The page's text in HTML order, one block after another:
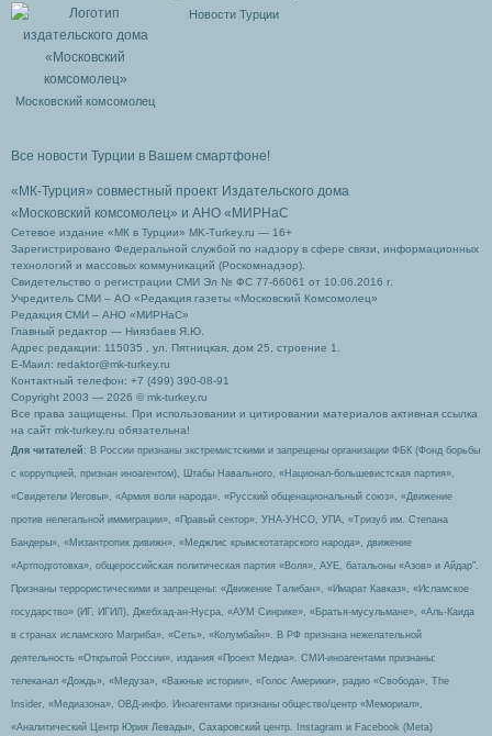
Московский комсомолец
Новости Турции
Все новости Турции в Вашем смартфоне!
«МК-Турция» совместный проект Издательского дома
«Московский комсомолец» и АНО «МИРНаС
Сетевое издание «МК в Турции» MK-Turkey.ru — 16+
Зарегистрировано Федеральной службой по надзору в сфере связи, информационных
технологий и массовых коммуникаций (Роскомнадзор).
Свидетельство о регистрации СМИ Эл № ФС 77-66061 от 10.06.2016 г.
Учредитель СМИ – АО «Редакция газеты «Московский Комсомолец»
Редакция СМИ – АНО «МИРНаС»
Главный редактор — Ниязбаев Я.Ю.
Адрес редакции: 115035 , ул. Пятницкая, дом 25, строение 1.
Е-Маил: redaktor@mk-turkey.ru
Контактный телефон: +7 (499) 390-08-91
Copyright 2003 — 2026 © mk-turkey.ru
Все права защищены. При использовании и цитировании материалов активная ссылка
на сайт mk-turkey.ru обязательна!
Для читателей : В России признаны экстремистскими и запрещены организации ФБК (Фонд борьбы
с коррупцией, признан иноагентом), Штабы Навального, «Национал-большевистская партия»,
«Свидетели Иеговы», «Армия воли народа», «Русский общенациональный союз», «Движение
против нелегальной иммиграции», «Правый сектор», УНА-УНСО, УПА, «Тризуб им. Степана
Бандеры», «Мизантропик дивижн», «Меджлис крымскотатарского народа», движение
«Артподготовка», общероссийская политическая партия «Воля», АУЕ, батальоны «Азов» и Айдар″.
Признаны террористическими и запрещены: «Движение Талибан», «Имарат Кавказ», «Исламское
государство» (ИГ, ИГИЛ), Джебхад-ан-Нусра, «АУМ Синрике», «Братья-мусульмане», «Аль-Каида
в странах исламского Магриба», «Сеть», «Колумбайн». В РФ признана нежелательной
деятельность «Открытой России», издания «Проект Медиа». СМИ-иноагентами признаны:
телеканал «Дождь», «Медуза», «Важные истории», «Голос Америки», радио «Свобода», The
Insider, «Медиазона», ОВД-инфо. Иноагентами признаны общество/центр «Мемориал»,
«Аналитический Центр Юрия Левады», Сахаровский центр. Instagram и Facebook (Metа)